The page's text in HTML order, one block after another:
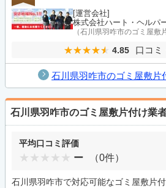
[運営会社]
株式会社ハート・ヘルパ
（石川県羽咋市のゴミ屋敷
4.85 口コミ
石川県羽咋市のゴミ屋敷片
石川県羽咋市のゴミ屋敷片付け業
平均口コミ評価
ー （0件）
石川県羽咋市で対応可能なゴミ屋敷片